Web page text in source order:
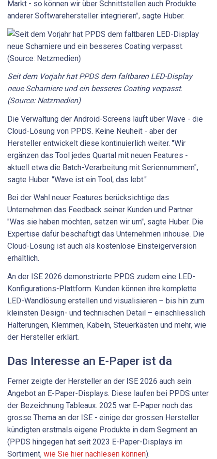
Markt - so können wir über Schnittstellen auch Produkte
anderer Softwarehersteller integrieren", sagte Huber.
Seit dem Vorjahr hat PPDS dem faltbaren LED-Display
neue Scharniere und ein besseres Coating verpasst.
(Source: Netzmedien)
Die Verwaltung der Android-Screens läuft über Wave - die
Cloud-Lösung von PPDS. Keine Neuheit - aber der
Hersteller entwickelt diese kontinuierlich weiter. "Wir
ergänzen das Tool jedes Quartal mit neuen Features -
aktuell etwa die Batch-Verarbeitung mit Seriennummern",
sagte Huber. "Wave ist ein Tool, das lebt."
Bei der Wahl neuer Features berücksichtige das
Unternehmen das Feedback seiner Kunden und Partner.
"Was sie haben möchten, setzen wir um", sagte Huber. Die
Expertise dafür beschäftigt das Unternehmen inhouse. Die
Cloud-Lösung ist auch als kostenlose Einsteigerversion
erhältlich.
An der ISE 2026 demonstrierte PPDS zudem eine LED-
Konfigurations-Plattform. Kunden können ihre komplette
LED-Wandlösung erstellen und visualisieren – bis hin zum
kleinsten Design- und technischen Detail – einschliesslich
Halterungen, Klemmen, Kabeln, Steuerkästen und mehr, wie
der Hersteller erklärt.
Das Interesse an E-Paper ist da
Ferner zeigte der Hersteller an der ISE 2026 auch sein
Angebot an E-Paper-Displays. Diese laufen bei PPDS unter
der Bezeichnung Tableaux. 2025 war E-Paper noch das
grosse Thema an der ISE - einige der grossen Hersteller
kündigten erstmals eigene Produkte in dem Segment an
(PPDS hingegen hat seit 2023 E-Paper-Displays im
Sortiment, wie Sie hier nachlesen können).